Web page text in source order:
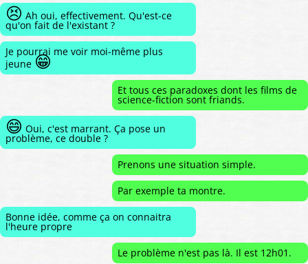
😣 Ah oui, effectivement. Qu'est-ce
qu'on fait de l'existant ?
Je pourrai me voir moi-même plus
jeune 😁
Et tous ces paradoxes dont les films de
science-fiction sont friands.
😄 Oui, c'est marrant. Ça pose un
problème, ce double ?
Prenons une situation simple.
Par exemple ta montre.
Bonne idée, comme ça on connaitra
l'heure propre
Le problème n'est pas là. Il est 12h01.